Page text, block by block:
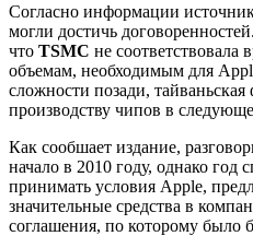
Согласно информации
могли достичь
что TSMC не соответствовала
объемам, необходимым для
сложности позади,
производству чипов в
Как сообшает издание,
начало в 2010 году, однако год
принимать условия Apple,
значительные средства в
соглашения, по которому было